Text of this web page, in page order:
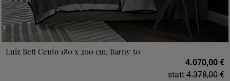
Luiz Bett Cento 180 x 200 cm, Barny 50
4.070,00 €
statt 4.378,00 €